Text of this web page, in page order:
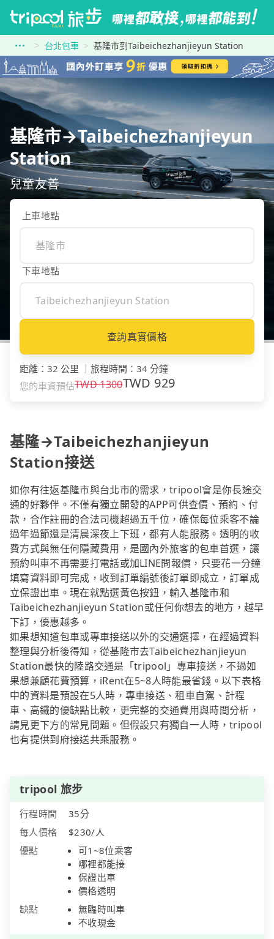
台北包車 基隆市到Taibeichezhanjieyun Station
基隆市→Taibeichezhanjieyun
Station
兒童友善
上車地點
下車地點
查詢真實價格
距離 ： 32 公里 旅程時間 ： 34 分鐘
您的車資預估TWD1300TWD 929
基隆→Taibeichezhanjieyun
Station接送
如你有往返基隆市與台北市的需求，tripool會是你長途交
通的好夥伴。不僅有獨立開發的APP可供查價、預約、付
款，合作註冊的合法司機超過五千位，確保每位乘客不論
過年過節還是清晨深夜上下班，都有人能服務。透明的收
費方式與無任何隱藏費用，是國內外旅客的包車首選，讓
預約叫車不再需要打電話或加LINE問報價，只要花一分鐘
填寫資料即可完成，收到訂單編號後訂單即成立，訂單成
立保證出車。現在就點選黃色按鈕，輸入基隆市和
Taibeichezhanjieyun Station或任何你想去的地方，越早
下訂，優惠越多。
如果想知道包車或專車接送以外的交通選擇，在經過資料
整理與分析後得知，從基隆市去Taibeichezhanjieyun
Station最快的陸路交通是「tripool」專車接送，不過如
果想兼顧花費預算，iRent在5~8人時能最省錢。以下表格
中的資料是預設在5人時，專車接送、租車自駕、計程
車、高鐵的優缺點比較，更完整的交通費用與時間分析，
請見更下方的常見問題。但假設只有獨自一人時，tripool
也有提供到府接送共乘服務。
tripool 旅步
行程時間
35分
每人價格
$230/人
優點
可1~8位乘客
哪裡都能接
保證出車
價格透明
缺點
無臨時叫車
不收現金